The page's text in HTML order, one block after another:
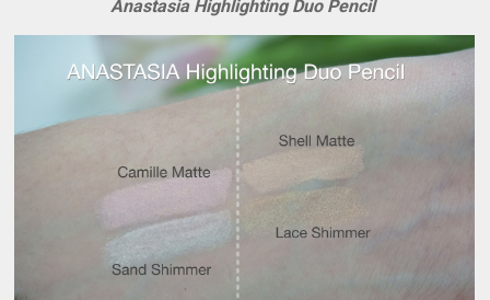
Anastasia Highlighting Duo Pencil